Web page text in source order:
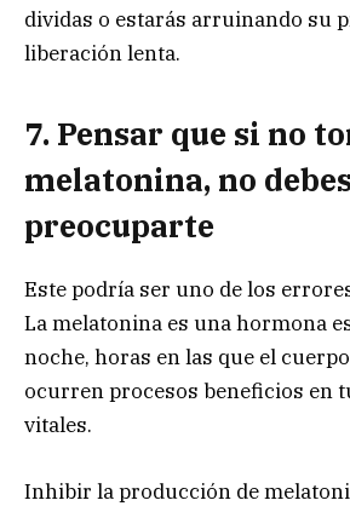
dividas o estarás arruinando su
liberación lenta.
7. Pensar que si no
melatonina, no debes
preocuparte
Este podría ser uno de los
La melatonina es una hormona
noche, horas en las que el
ocurren procesos beneficios en
vitales.
Inhibir la producción de